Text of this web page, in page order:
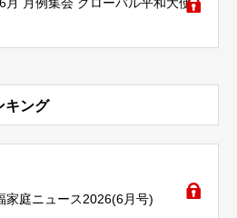
キング
家庭ニュース2026(6月号)